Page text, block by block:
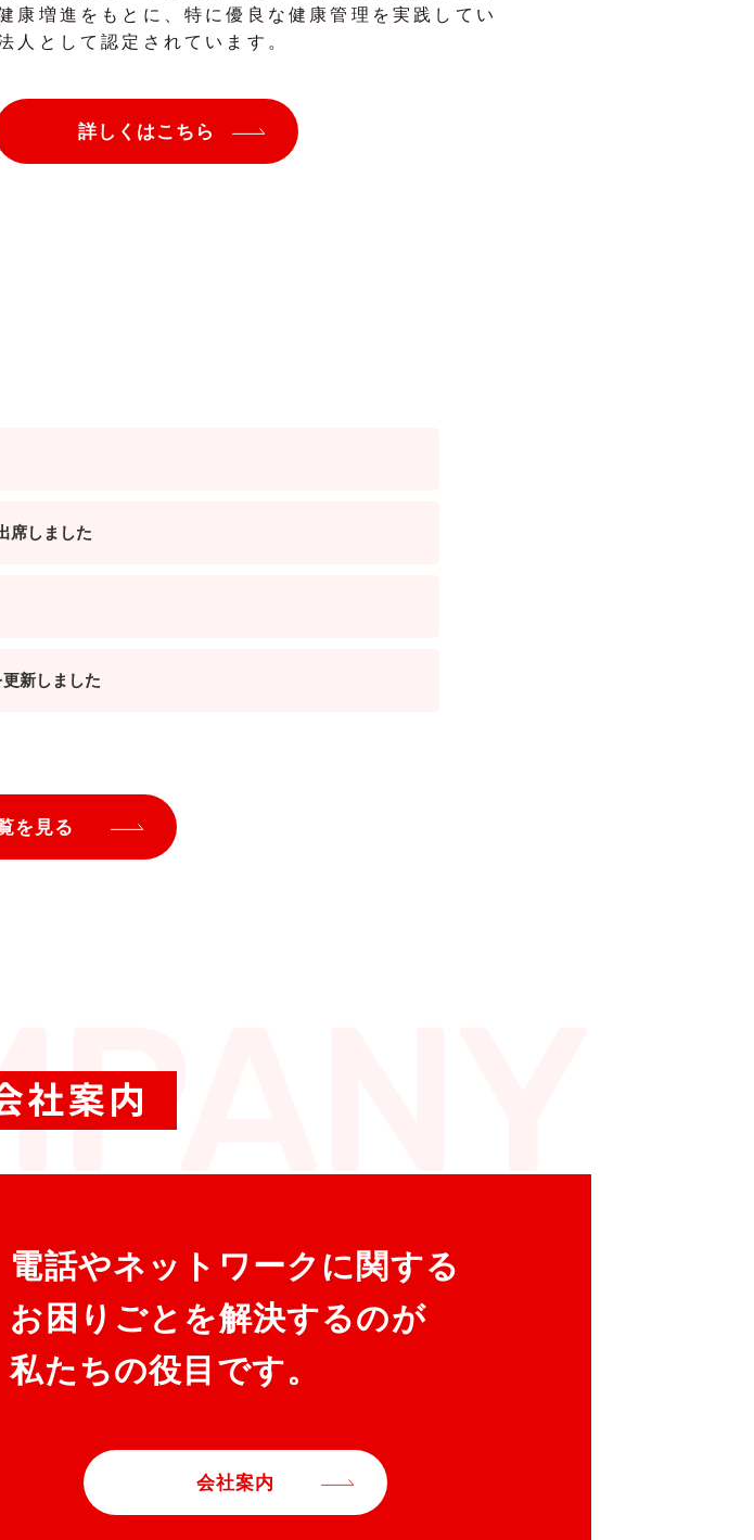
康増進をもとに、特に優良な健康管理を実践してい
人として認定されています。
詳しくはこちら
を見る
電話やネットワークに関する
お困りごとを解決するのが
私たちの役目です。
会社案内